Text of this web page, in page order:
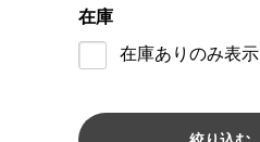
在庫
在庫ありのみ表示